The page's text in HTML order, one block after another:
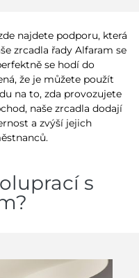
najdete podporu, která
zrcadla řady Alfaram se
se hodí do
že je můžete použít
na to, zda provozujete
naše zrcadla dodají
a zvýší jejich
s